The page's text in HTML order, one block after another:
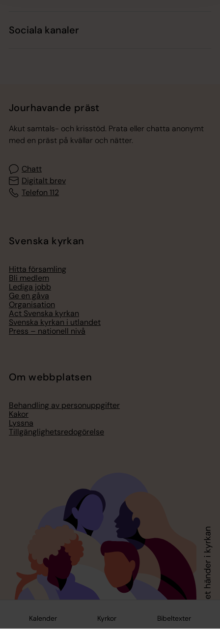
Kalender Kyrkor Bibeltexter
Sociala kanaler
Jourhavande präst
Akut samtals- och krisstöd. Prata eller chatta anonymt
med en präst på kvällar och nätter.
Chatt
Digitalt brev
Telefon 112
Svenska kyrkan
Hitta församling
Bli medlem
Lediga jobb
Ge en gåva
Organisation
Act Svenska kyrkan
Svenska kyrkan i utlandet
Press – nationell nivå
Om webbplatsen
Behandling av personuppgifter
Kakor
Lyssna
Tillgänglighetsredogörelse